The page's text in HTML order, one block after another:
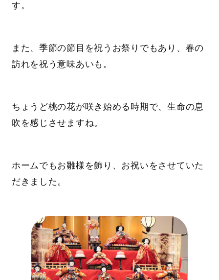
す。
また、季節の節目を祝うお祭りでもあり、春の
訪れを祝う意味あいも。
ちょうど桃の花が咲き始める時期で、生命の息
吹を感じさせますね。
ホームでもお雛様を飾り、お祝いをさせていた
だきました。